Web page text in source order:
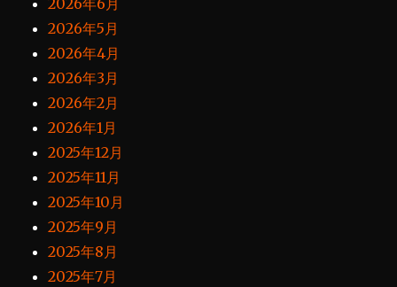
2026年6月
2026年5月
2026年4月
2026年3月
2026年2月
2026年1月
2025年12月
2025年11月
2025年10月
2025年9月
2025年8月
2025年7月